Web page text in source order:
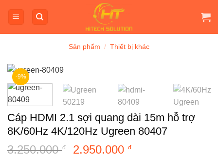
qua
Sản phẩm / Thiết bị khác
-9%
Cáp HDMI 2.1 sợi quang dài 15m hỗ trợ
8K/60Hz 4K/120Hz Ugreen 80407
3.250.000₫
Giá
2.950.000 ₫